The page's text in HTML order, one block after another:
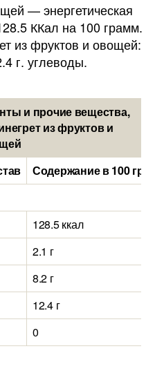
— энергетическая
ККал на 100 грамм.
из фруктов и овощей:
г. углеводы.
и прочие вещества,
из фруктов и
Содержание в 100
128.5 ккал
2.1 г
8.2 г
12.4 г
0